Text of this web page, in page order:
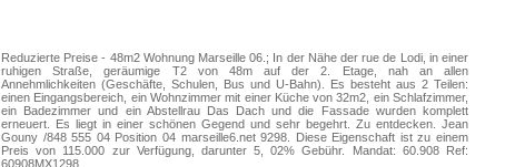
Reduzierte Preise - 48m2 Wohnung Marseille 06.; In der Nähe der rue de Lodi, in einer
ruhigen Straße, geräumige T2 von 48m auf der 2. Etage, nah an allen
Annehmlichkeiten (Geschäfte, Schulen, Bus und U-Bahn). Es besteht aus 2 Teilen:
einen Eingangsbereich, ein Wohnzimmer mit einer Küche von 32m2, ein Schlafzimmer,
ein Badezimmer und ein Abstellrau Das Dach und die Fassade wurden komplett
erneuert. Es liegt in einer schönen Gegend und sehr begehrt. Zu entdecken. Jean
Gouny /848 555 04 Position 04 marseille6.net 9298. Diese Eigenschaft ist zu einem
Preis von 115.000 zur Verfügung, darunter 5, 02% Gebühr. Mandat: 60.908 Ref:
60908MX1298